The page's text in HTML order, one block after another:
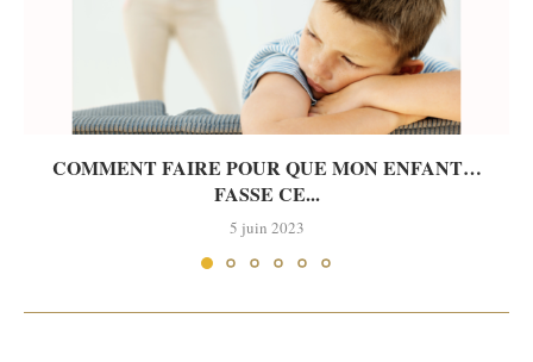
COMMENT FAIRE POUR QUE MON ENFANT…
FASSE CE...
5 juin 2023